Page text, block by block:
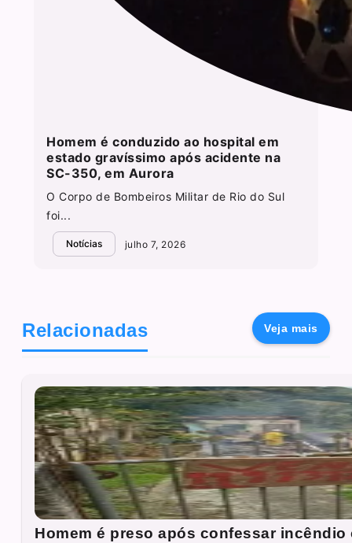
Homem é conduzido ao hospital em
estado gravíssimo após acidente na
SC-350, em Aurora
O Corpo de Bombeiros Militar de Rio do Sul
foi...
Notícias julho 7, 2026
Relacionadas Veja mais
Homem é preso após confessar